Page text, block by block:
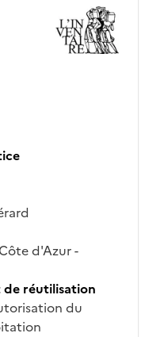
d'Azur -
réutilisation
du